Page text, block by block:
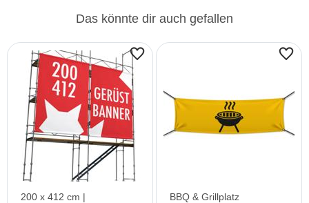
Das könnte dir auch gefallen
200 x 412 cm |
BBQ & Grillplatz